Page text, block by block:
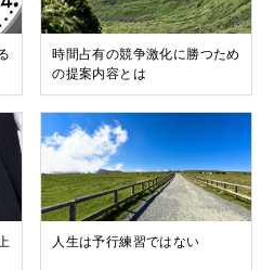
時間占有の競争激化に勝つため
の提案内容とは
人生は予行練習ではない